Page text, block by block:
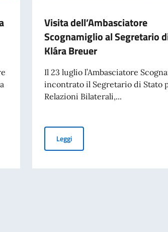
On. Antonio Tajani, in occasione del 70°
del massacro di Pharrajimos e Kisléta
Visita dell’Ambasciatore
Scognamiglio al Segretario
Klára Breuer
Il 23 luglio l’Ambasciatore
incontrato il Segretario di Stato
Relazioni Bilaterali,...
LeggiVisita dell’Ambasciatore